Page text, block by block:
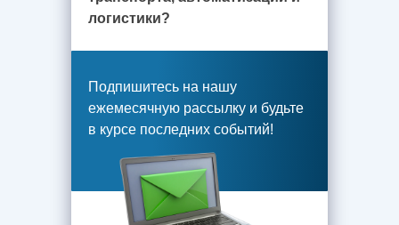
логистики?
Подпишитесь на нашу
ежемесячную рассылку и будьте
в курсе последних событий!